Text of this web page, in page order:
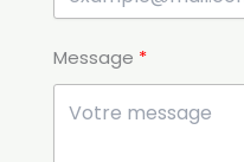
Message